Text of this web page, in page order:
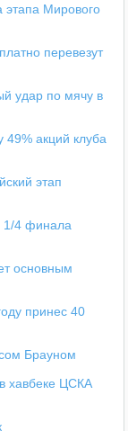
этапа Мирового
перевезут
удар по мячу в
49% акций клуба
этап
1/4 финала
основным
принес 40
Брауном
хавбеке ЦСКА